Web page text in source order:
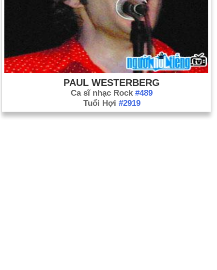
PAUL WESTERBERG
Ca sĩ nhạc Rock #489
Tuổi Hợi #2919